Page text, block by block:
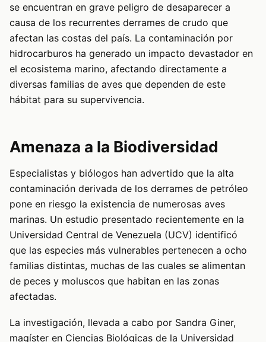
se encuentran en grave peligro de desaparecer a
causa de los recurrentes derrames de crudo que
afectan las costas del país. La contaminación por
hidrocarburos ha generado un impacto devastador en
el ecosistema marino, afectando directamente a
diversas familias de aves que dependen de este
hábitat para su supervivencia.
Amenaza a la Biodiversidad
Especialistas y biólogos han advertido que la alta
contaminación derivada de los derrames de petróleo
pone en riesgo la existencia de numerosas aves
marinas. Un estudio presentado recientemente en la
Universidad Central de Venezuela (UCV) identificó
que las especies más vulnerables pertenecen a ocho
familias distintas, muchas de las cuales se alimentan
de peces y moluscos que habitan en las zonas
afectadas.
La investigación, llevada a cabo por Sandra Giner,
magíster en Ciencias Biológicas de la Universidad